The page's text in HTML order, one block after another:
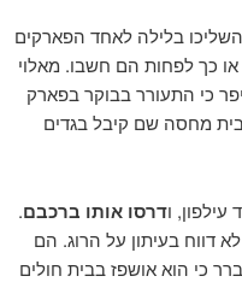
בלילה לאחד הפארקים
או כך לפחות הם חשבו. מאלוי
כי התעורר בבוקר בפארק
מחסה שם קיבל בגדים
ודרסו אותו ברכבם.
דווח בעיתון על הרוג. הם
כי הוא אושפז בבית חולים